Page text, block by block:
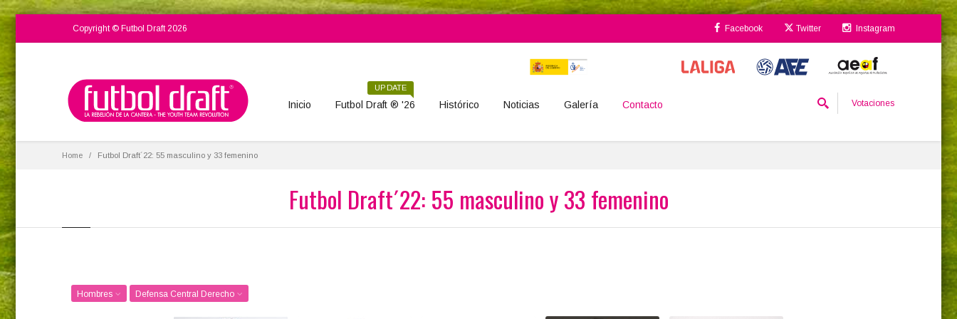
Copyright © Futbol Draft 2026 Facebook Twitter Instagram
Votaciones
Inicio Futbol Draft ® '26
UPDATE
Histórico Noticias Galería Contacto
Home Futbol Draft´22: 55 masculino y 33 femenino
Futbol Draft´22: 55 masculino y 33 femenino
Hombres Defensa Central Derecho